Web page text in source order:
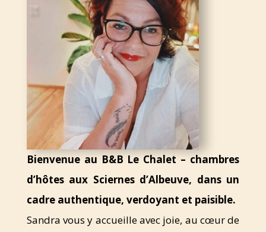
Bienvenue au B&B Le Chalet – chambres
d’hôtes aux Sciernes d’Albeuve, dans un
cadre authentique, verdoyant et paisible.
Sandra vous y accueille avec joie, au cœur de